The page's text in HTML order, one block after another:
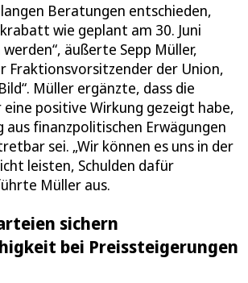
langen Beratungen entschieden,
wie geplant am 30. Juni
äußerte Sepp Müller,
Fraktionsvorsitzender der Union,
Müller ergänzte, dass die
eine positive Wirkung gezeigt habe,
finanzpolitischen Erwägungen
sei. „Wir können es uns in der
leisten, Schulden dafür
Müller aus.
sichern
bei Preissteigerungen